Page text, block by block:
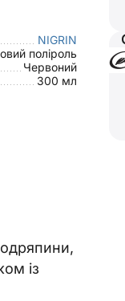
NIGRIN
поліроль
Червоний
300 мл
із